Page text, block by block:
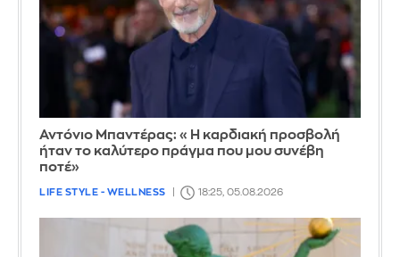
Αντόνιο Μπαντέρας: «Η καρδιακή προσβολή
ήταν το καλύτερο πράγμα που μου συνέβη
ποτέ»
LIFE STYLE - WELLNESS 18:25, 05.08.2026